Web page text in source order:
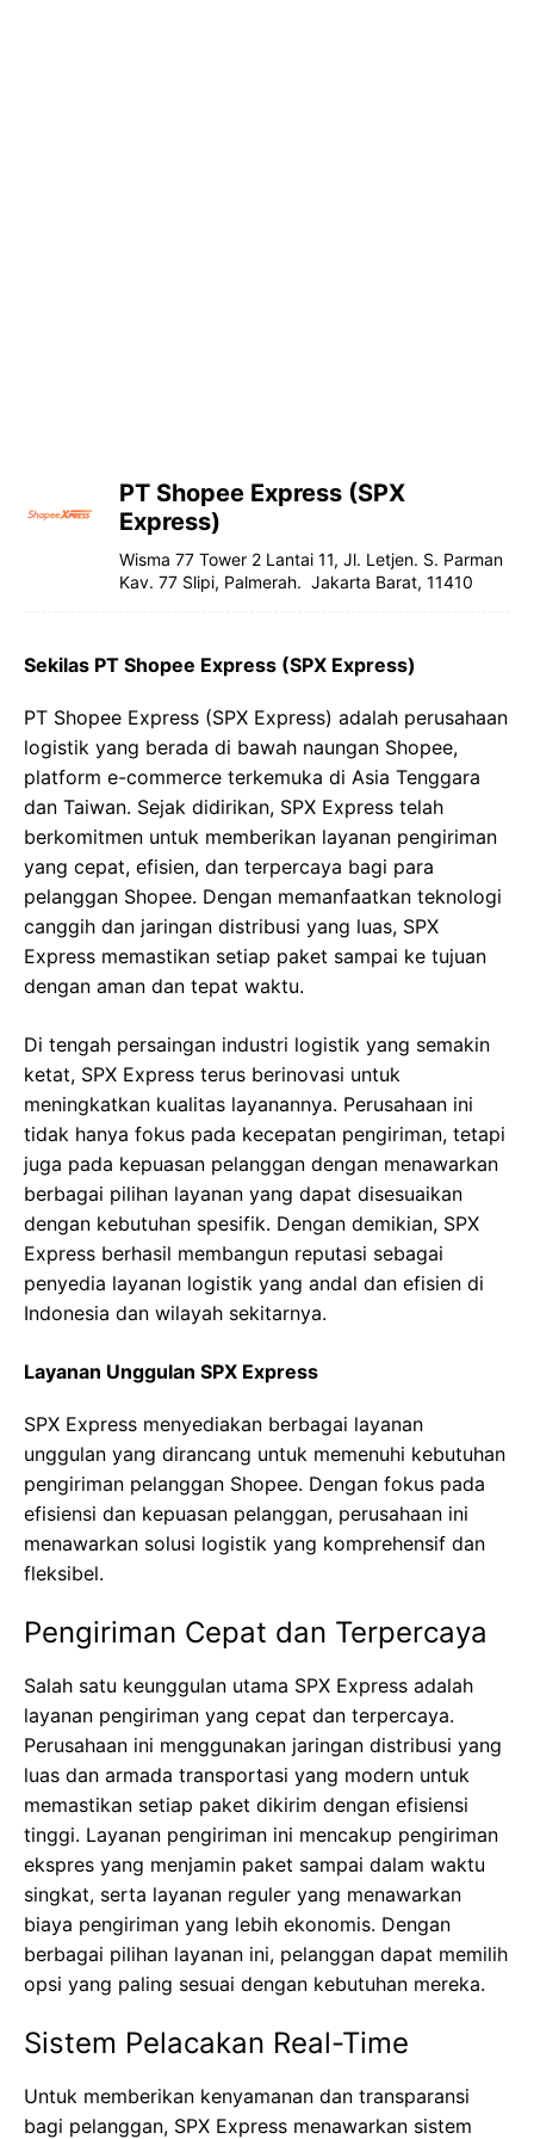
PT Shopee Express (SPX
Express)
Wisma 77 Tower 2 Lantai 11, Jl. Letjen. S. Parman
Kav. 77 Slipi, Palmerah. Jakarta Barat, 11410
Sekilas PT Shopee Express (SPX Express)
PT Shopee Express (SPX Express) adalah perusahaan
logistik yang berada di bawah naungan Shopee,
platform e-commerce terkemuka di Asia Tenggara
dan Taiwan. Sejak didirikan, SPX Express telah
berkomitmen untuk memberikan layanan pengiriman
yang cepat, efisien, dan terpercaya bagi para
pelanggan Shopee. Dengan memanfaatkan teknologi
canggih dan jaringan distribusi yang luas, SPX
Express memastikan setiap paket sampai ke tujuan
dengan aman dan tepat waktu.
Di tengah persaingan industri logistik yang semakin
ketat, SPX Express terus berinovasi untuk
meningkatkan kualitas layanannya. Perusahaan ini
tidak hanya fokus pada kecepatan pengiriman, tetapi
juga pada kepuasan pelanggan dengan menawarkan
berbagai pilihan layanan yang dapat disesuaikan
dengan kebutuhan spesifik. Dengan demikian, SPX
Express berhasil membangun reputasi sebagai
penyedia layanan logistik yang andal dan efisien di
Indonesia dan wilayah sekitarnya.
Layanan Unggulan SPX Express
SPX Express menyediakan berbagai layanan
unggulan yang dirancang untuk memenuhi kebutuhan
pengiriman pelanggan Shopee. Dengan fokus pada
efisiensi dan kepuasan pelanggan, perusahaan ini
menawarkan solusi logistik yang komprehensif dan
fleksibel.
Pengiriman Cepat dan Terpercaya
Salah satu keunggulan utama SPX Express adalah
layanan pengiriman yang cepat dan terpercaya.
Perusahaan ini menggunakan jaringan distribusi yang
luas dan armada transportasi yang modern untuk
memastikan setiap paket dikirim dengan efisiensi
tinggi. Layanan pengiriman ini mencakup pengiriman
ekspres yang menjamin paket sampai dalam waktu
singkat, serta layanan reguler yang menawarkan
biaya pengiriman yang lebih ekonomis. Dengan
berbagai pilihan layanan ini, pelanggan dapat memilih
opsi yang paling sesuai dengan kebutuhan mereka.
Sistem Pelacakan Real-Time
Untuk memberikan kenyamanan dan transparansi
bagi pelanggan, SPX Express menawarkan sistem